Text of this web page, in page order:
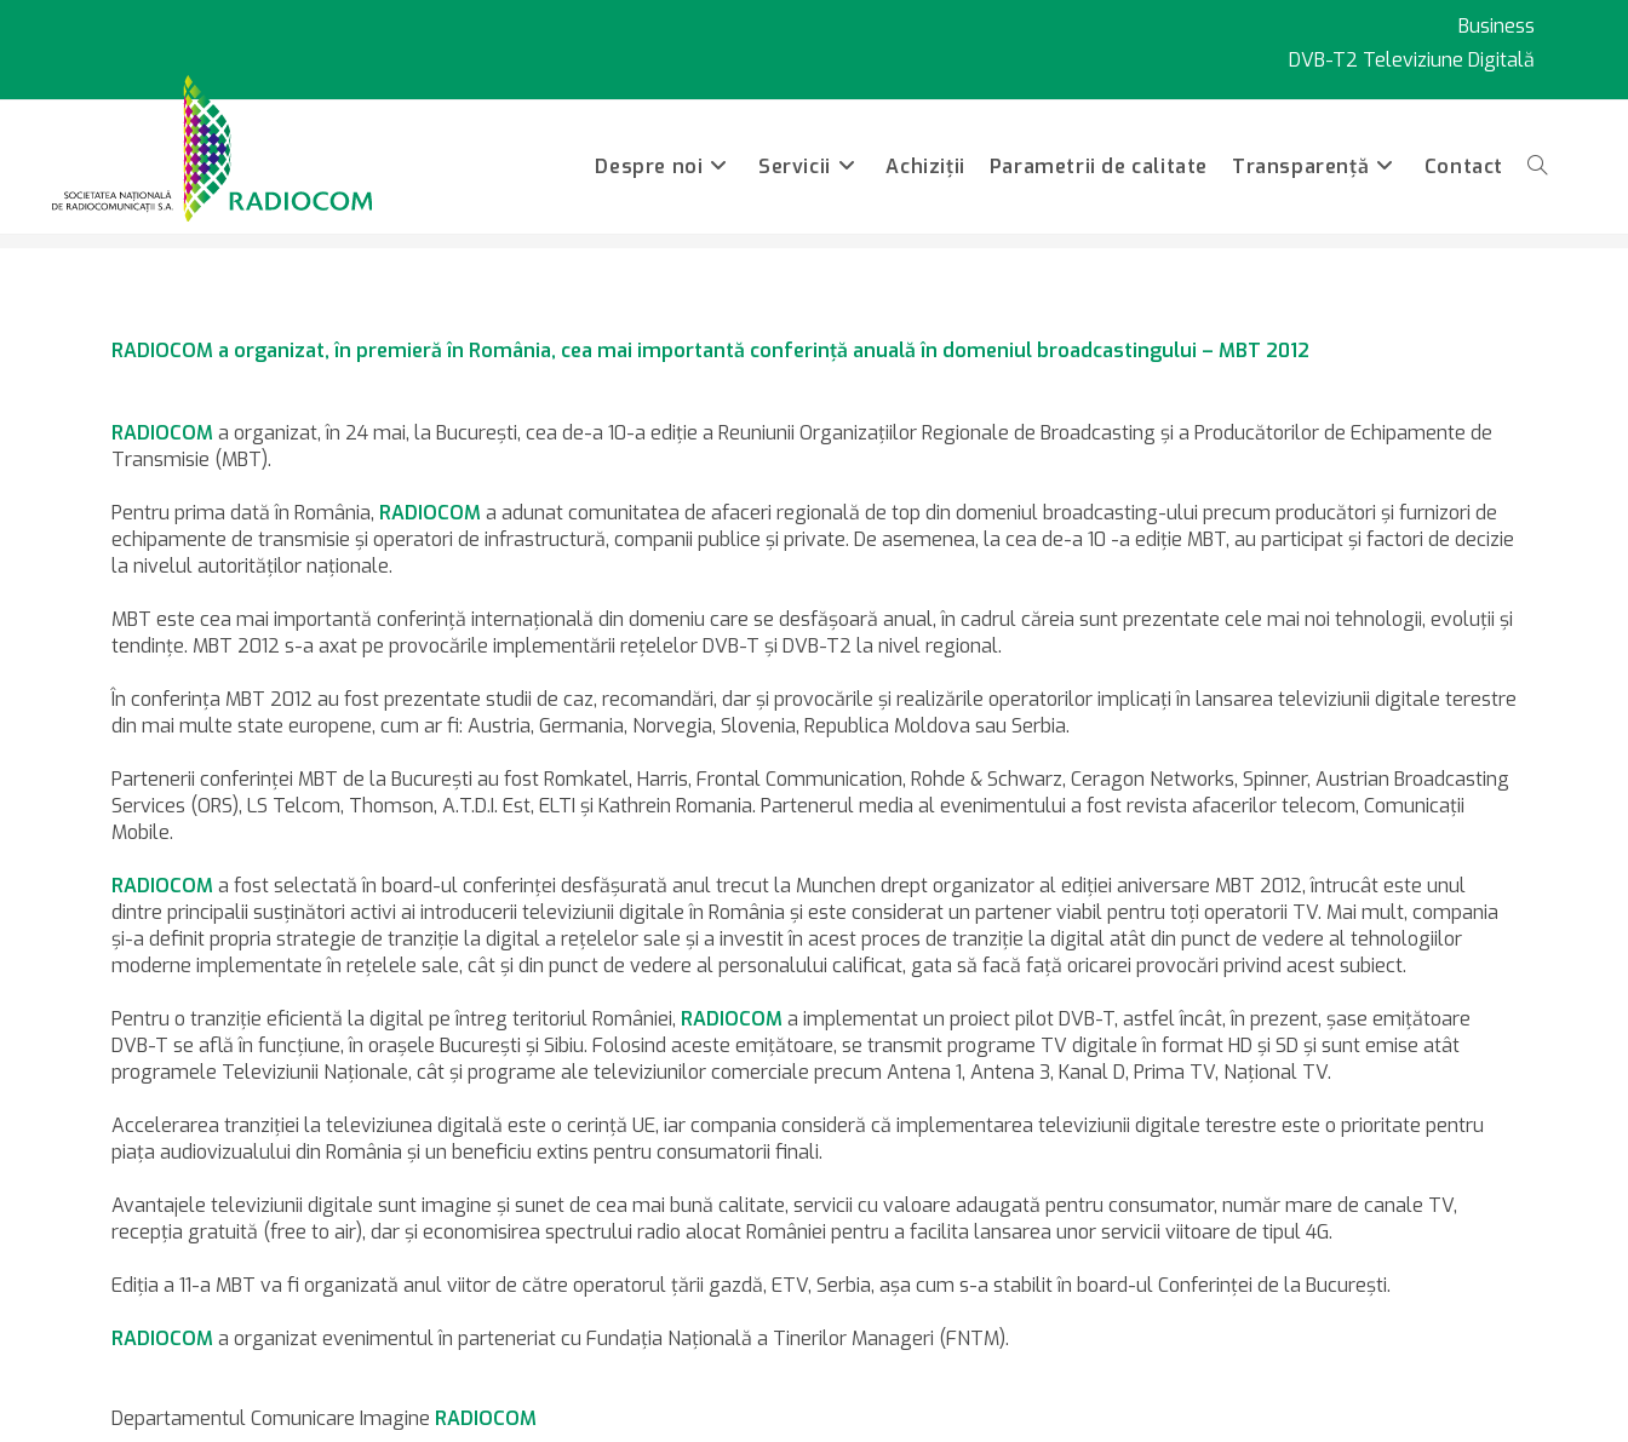
Business
DVB-T2 Televiziune Digitală
Despre noi Servicii Achiziții Parametrii de calitate Transparență Contact Toggle
> Știri
RADIOCOM a organizat, în premieră în România, cea mai importantă conferinţă anuală în domeniul broadcastingului – MBT 2012
RADIOCOM a organizat, în 24 mai, la Bucureşti, cea de-a 10-a ediţie a Reuniunii Organizaţiilor Regionale de Broadcasting şi a Producătorilor de Echipamente de
Transmisie (MBT).
Pentru prima dată în România, RADIOCOM a adunat comunitatea de afaceri regională de top din domeniul broadcasting-ului precum producători şi furnizori de
echipamente de transmisie şi operatori de infrastructură, companii publice şi private. De asemenea, la cea de-a 10 -a ediţie MBT, au participat şi factori de decizie
la nivelul autorităţilor naţionale.
MBT este cea mai importantă conferinţă internaţională din domeniu care se desfăşoară anual, în cadrul căreia sunt prezentate cele mai noi tehnologii, evoluţii şi
tendinţe. MBT 2012 s-a axat pe provocările implementării reţelelor DVB-T şi DVB-T2 la nivel regional.
În conferinţa MBT 2012 au fost prezentate studii de caz, recomandări, dar şi provocările şi realizările operatorilor implicați în lansarea televiziunii digitale terestre
din mai multe state europene, cum ar fi: Austria, Germania, Norvegia, Slovenia, Republica Moldova sau Serbia.
Partenerii conferinţei MBT de la Bucureşti au fost Romkatel, Harris, Frontal Communication, Rohde & Schwarz, Ceragon Networks, Spinner, Austrian Broadcasting
Services (ORS), LS Telcom, Thomson, A.T.D.I. Est, ELTI şi Kathrein Romania. Partenerul media al evenimentului a fost revista afacerilor telecom, Comunicaţii
Mobile.
RADIOCOM a fost selectată în board-ul conferinţei desfăşurată anul trecut la Munchen drept organizator al ediţiei aniversare MBT 2012, întrucât este unul
dintre principalii susţinători activi ai introducerii televiziunii digitale în România şi este considerat un partener viabil pentru toţi operatorii TV. Mai mult, compania
şi-a definit propria strategie de tranziţie la digital a reţelelor sale şi a investit în acest proces de tranziţie la digital atât din punct de vedere al tehnologiilor
moderne implementate în reţelele sale, cât şi din punct de vedere al personalului calificat, gata să facă faţă oricarei provocări privind acest subiect.
Pentru o tranziţie eficientă la digital pe întreg teritoriul României, RADIOCOM a implementat un proiect pilot DVB-T, astfel încât, în prezent, şase emiţătoare
DVB-T se află în funcţiune, în oraşele Bucureşti şi Sibiu. Folosind aceste emiţătoare, se transmit programe TV digitale în format HD şi SD şi sunt emise atât
programele Televiziunii Naţionale, cât şi programe ale televiziunilor comerciale precum Antena 1, Antena 3, Kanal D, Prima TV, Naţional TV.
Accelerarea tranziţiei la televiziunea digitală este o cerinţă UE, iar compania consideră că implementarea televiziunii digitale terestre este o prioritate pentru
piaţa audiovizualului din România şi un beneficiu extins pentru consumatorii finali.
Avantajele televiziunii digitale sunt imagine şi sunet de cea mai bună calitate, servicii cu valoare adaugată pentru consumator, număr mare de canale TV,
recepţia gratuită (free to air), dar şi economisirea spectrului radio alocat României pentru a facilita lansarea unor servicii viitoare de tipul 4G.
Ediţia a 11-a MBT va fi organizată anul viitor de către operatorul ţării gazdă, ETV, Serbia, aşa cum s-a stabilit în board-ul Conferinţei de la Bucureşti.
RADIOCOM a organizat evenimentul în parteneriat cu Fundaţia Naţională a Tinerilor Manageri (FNTM).
Departamentul Comunicare Imagine RADIOCOM